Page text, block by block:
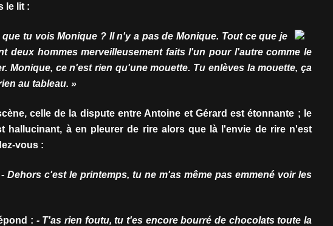
le lit :
que tu vois Monique ? Il n'y a pas de Monique. Tout ce que je
deux hommes merveilleusement faits l'un pour l'autre comme le
Monique, ce n'est rien qu'une mouette. Tu enlèves la mouette, ça
au tableau. »
celle de la dispute entre Antoine et Gérard est étonnante ; le
hallucinant, à en pleurer de rire alors que là l'envie de rire n'est
vous :
Dehors c'est le printemps, tu ne m'as même pas emmené voir les
: - T'as rien foutu, tu t'es encore bourré de chocolats toute la